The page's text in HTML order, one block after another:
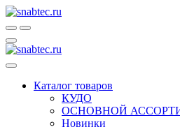
Каталог товаров
КУДО
ОСНОВНОЙ
Новинки